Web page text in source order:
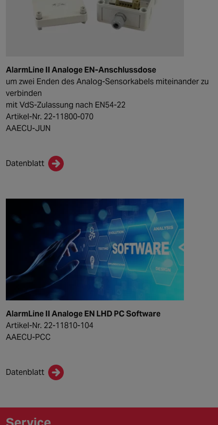
AlarmLine II Analoge EN-Anschlussdose
um zwei Enden des Analog-Sensorkabels miteinander zu
verbinden
mit VdS-Zulassung nach EN54-22
Artikel-Nr. 22-11800-070
AAECU-JUN
Datenblatt
AlarmLine II Analoge EN LHD PC Software
Artikel-Nr. 22-11810-104
AAECU-PCC
Datenblatt